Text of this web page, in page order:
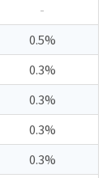
-
0.5%
0.3%
0.3%
0.3%
0.3%